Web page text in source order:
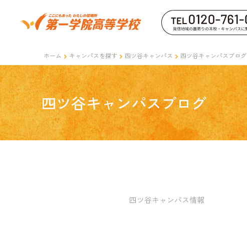
ホーム キャンパスを探す 四ツ谷キャンパス 四ツ谷キャンパスブログ
四ツ谷キャンパスブログ
四ツ谷キャンパス情報